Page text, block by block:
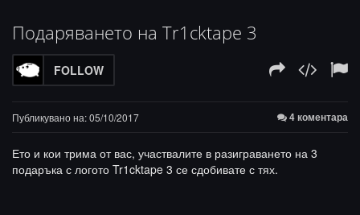
Подаряването на Tr1cktape 3
FOLLOW
Публикувано на: 05/10/2017 4 коментара
Ето и кои трима от вас, участвалите в разиграването на 3
подаръка с логото Tr1cktape 3 се сдобивате с тях.